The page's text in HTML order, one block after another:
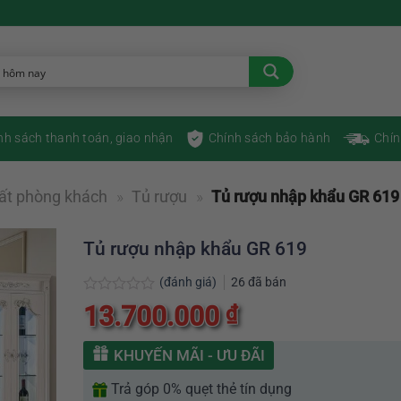
sách thanh toán, giao nhận Chính sách bảo hành
phòng khách » Tủ rượu » Tủ rượu nhập khẩu GR 619
Tủ rượu nhập khẩu GR 619
Được
xếp
hạng
0
(đánh giá) 26 đã bán
13.700.000₫
KHUYẾN MÃI - ƯU ĐÃI
Trả góp 0% quẹt thẻ tín dụng